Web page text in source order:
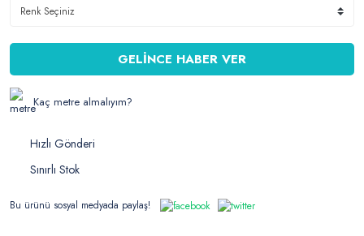
GELİNCE HABER VER
Kaç metre almalıyım?
Hızlı Gönderi
Sınırlı Stok
Bu ürünü sosyal medyada paylaş!